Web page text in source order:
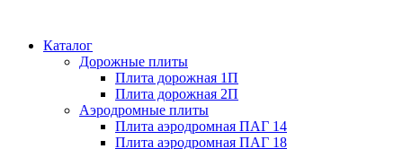
Каталог
Дорожные плиты
Плита дорожная 1П
Плита дорожная 2П
Аэродромные плиты
Плита аэродромная ПАГ 14
Плита аэродромная ПАГ 18